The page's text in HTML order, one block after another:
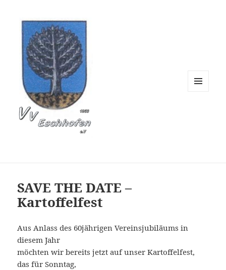
SAVE THE DATE –
Kartoffelfest
Aus Anlass des 60jährigen Vereinsjubiläums in
diesem Jahr
möchten wir bereits jetzt auf unser Kartoffelfest,
das für Sonntag,